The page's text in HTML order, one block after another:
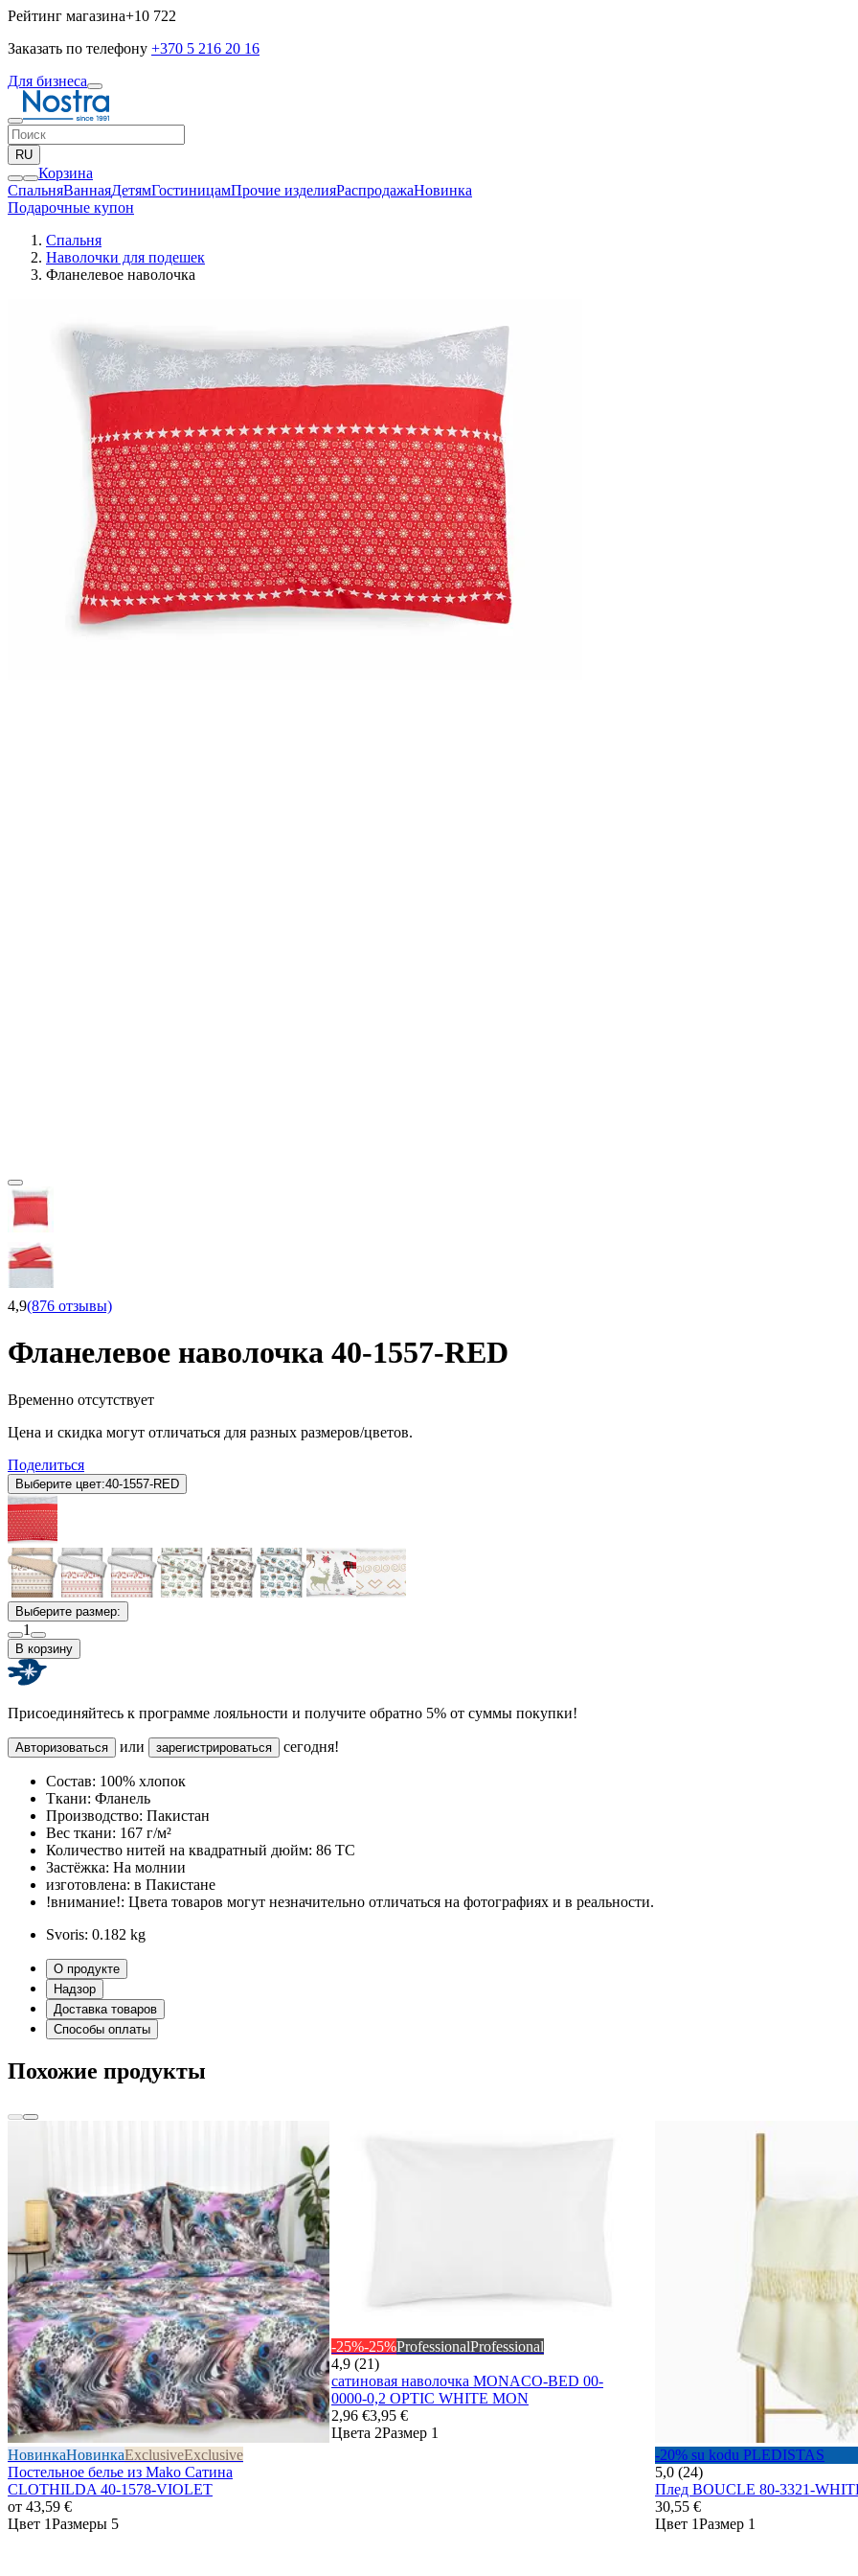
Рейтинг магазина+10 722
Заказать по телефону +370 5 216 20 16
Для бизнеса
RU
Корзина
СпальняВаннаяДетямГостиницамПрочие изделияPаспродажаНовинка
Подарочные купон
Спальня
Наволочки для подешек
Фланелевое наволочка
4,9(876 отзывы)
Фланелевое наволочка 40-1557-RED
Временно отсутствует
Цена и скидка могут отличаться для разных размеров/цветов.
Поделиться
Выберите цвет:40-1557-RED
Выберите размер:
1
В корзину
Присоединяйтесь к программе лояльности и получите обратно 5% от суммы покупки!
Авторизоваться или зарегистрироваться сегодня!
Состав: 100% хлопок
Ткани: Фланель
Производство: Пакистан
Вес ткани: 167 г/м²
Количество нитей на квадратный дюйм: 86 TC
Застёжка: На молнии
изготовлена: в Пакистане
!внимание!: Цвета товаров могут незначительно отличаться на фотографиях и в реальности.
Svoris: 0.182 kg
О продукте
Надзор
Доставка товаров
Способы оплаты
Похожие продукты
НовинкаНовинкаExclusiveExclusive
Постельное белье из Mako Сатина
CLOTHILDA 40-1578-VIOLET
от 43,59 €
Цвет 1Размеры 5
-25%-25%ProfessionalProfessional
4,9 (21)
сатиновая наволочка MONACO-BED 00-
0000-0,2 OPTIC WHITE MON
2,96 €3,95 €
Цвета 2Размер 1
-20% su kodu PLEDISTAS
5,0 (24)
Плед BOUCLE 80-3321-
30,55 €
Цвет 1Размер 1